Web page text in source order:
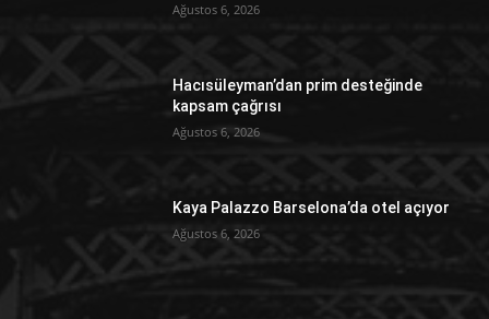
Ağustos 6, 2026
Hacısüleyman’dan prim desteğinde
kapsam çağrısı
Ağustos 6, 2026
Kaya Palazzo Barselona’da otel açıyor
Ağustos 6, 2026